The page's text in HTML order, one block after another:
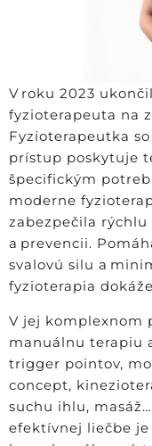
V roku 2023
fyzioterapeuta na
Fyzioterapeutka
prístup poskytuje
špecifickým
moderne
zabezpečila
a prevencii.
svalovú silu a
fyzioterapia
V jej komplexnom
manuálnu terapiu
trigger pointov,
concept,
suchu ihlu,
efektívnej liečbe